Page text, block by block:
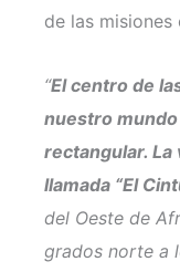
de las misiones
“El centro de
nuestro
rectangular.
llamada “El
del Oeste de
grados norte a